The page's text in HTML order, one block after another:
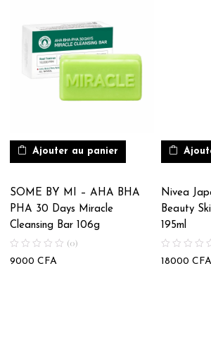
Ajouter au panier
SOME BY MI – AHA BHA
PHA 30 Days Miracle
Cleansing Bar 106g
(0)
9000CFA
Nivea
Beauty
195ml
18000CFA